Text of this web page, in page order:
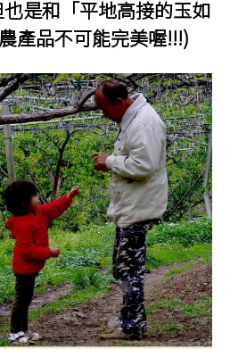
是和「平地高接的玉如
產品不可能完美喔!!!)